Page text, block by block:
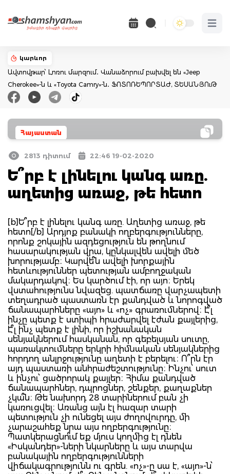
Open
կարևոր
Ավտովթար՝ Լոռու մարզում․ Վանաձորում բախվել են «Jeep
Cherokee»-ն և «Toyota Camry»-ն․ ՖՈՏՈՌԵՊՈՐՏԱԺ, ՏԵՍԱՆՅՈւԹ
Հայաստան
2813 դիտում 22:46 19-02-2020
Ե՞րբ է լինելու կանգ առը.
աղետից առաջ, թե հետո
[b]Ե՞րբ է լինելու կանգ առը. Աղետից առաջ, թե
հետո[/b] Արդյոք բանակի ողբերգությունները,
որոնք շոկային ազդեցություն են թողնում
հասարակության վրա, կընկալվեն ավելի մեծ
խորությամբ։ Կարվե՞ն ավելի խորքային
հետևություններ պետության ամբողջական
մակարդակով։ Ես կարծում էի, որ այո։ Երեկ
վստահությունս նվազեց. պատճառը վարչապետի
տեղադրած պաստառն էր քանդված և նորոգված
ճանապարհները «այո» և «ոչ» գրառումներով։ Է՞լ
ինչը պետք է ստիպի հրաժարվել էժան քայլերից,
Է՞լ ինչ պետք է լինի, որ իշխանական
սենյակներում հասկանան, որ գեբելսյան սուտը,
պառակտումները երկրի հիմնական սենյակներից
հորդող անլրջությունը աղետի է բերելու։ Ո՞րն էր
այդ պաստառի անհրաժեշտությունը։ Ինչու՝ սուտ
և ինչու՝ ցածրորակ քայլեր։ Հիմա քանդված
ճանապարհներ, դպրոցներ, շենքեր, քաղաքներ
չկա՞ն։ Թե նախորդ 28 տարիներում բան չի
կառուցվել։ Առանց այն էլ հազար տարի
պետություն չի ունեցել այս ժողովուրդը, մի
չարաշահեք նրա այս ողբերգությունը։
Պատկերացնո՞ւմ եք մյուս կողմից էլ դնեն
«Իսկանդեր»-ների նկարները և այս տարվա
բանակային ողբերգությունների
վիճակագրությունն ու գրեն. «ոչ»-ը սա է, «այո»-ն՝